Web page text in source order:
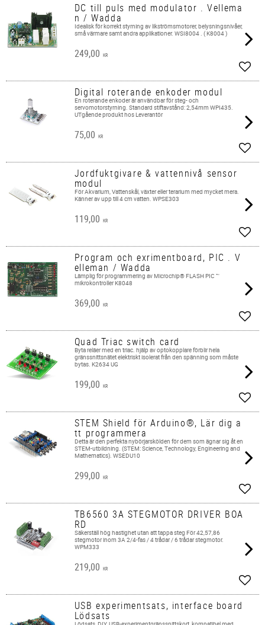
DC till puls med modulator . Vellema
n / Wadda
Idealisk för korrekt styrning av likströmsmotorer, belysningsnivåer,
små värmare samt andra applikationer. WSI8004 . ( K8004 )
249,00 KR
Add
Digital roterande enkoder modul
En roterande enkoder är användbar för steg- och
servomotorstyrning. Standard stiftavstånd: 2,54mm WPI435.
UTgående produkt hos Leverantör
75,00 KR
Add
Jordfuktgivare & vattennivå sensor
modul
För Akvarium, Vattenskål, växter eller terarium med mycket mera.
Känner av upp till 4 cm vatten. WPSE303
119,00 KR
Add
Program och exrimentboard, PIC . V
elleman / Wadda
Lämplig för programmering av Microchip® FLASH PIC ™
mikrokontroller K8048
369,00 KR
Add
Quad Triac switch card
Byta reläer med en triac. hjälp av optokopplare förblir hela
gränssnittsnätet elektriskt isolerat från den spänning som måste
bytas. K2634 UG
199,00 KR
Add
STEM Shield för Arduino®, Lär dig a
tt programmera
Detta är den perfekta nybörjarskölden för dem som ägnar sig åt en
STEM-utbildning. (STEM: Science, Technology, Engineering and
Mathematics). WSEDU10
299,00 KR
Add
TB6560 3A STEGMOTOR DRIVER BOA
RD
Säkerställ hög hastighet utan att tappa steg För 42,57,86
stegmotor inom 3A 2/4-fas / 4 trådar / 6 trådar stegmotor.
WPM333
219,00 KR
Add
USB experimentsats, interface board
Lödsats